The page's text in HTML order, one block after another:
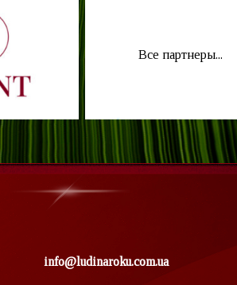
Все партнеры...
info@ludinaroku.com.ua